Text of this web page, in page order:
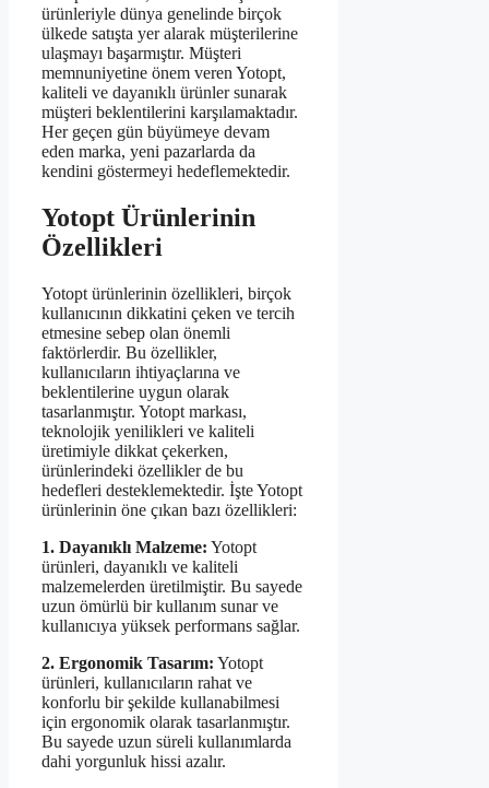
ürünleriyle dünya genelinde birçok
ülkede satışta yer alarak müşterilerine
ulaşmayı başarmıştır. Müşteri
memnuniyetine önem veren Yotopt,
kaliteli ve dayanıklı ürünler sunarak
müşteri beklentilerini karşılamaktadır.
Her geçen gün büyümeye devam
eden marka, yeni pazarlarda da
kendini göstermeyi hedeflemektedir.
Yotopt Ürünlerinin
Özellikleri
Yotopt ürünlerinin özellikleri, birçok
kullanıcının dikkatini çeken ve tercih
etmesine sebep olan önemli
faktörlerdir. Bu özellikler,
kullanıcıların ihtiyaçlarına ve
beklentilerine uygun olarak
tasarlanmıştır. Yotopt markası,
teknolojik yenilikleri ve kaliteli
üretimiyle dikkat çekerken,
ürünlerindeki özellikler de bu
hedefleri desteklemektedir. İşte Yotopt
ürünlerinin öne çıkan bazı özellikleri:
1. Dayanıklı Malzeme: Yotopt
ürünleri, dayanıklı ve kaliteli
malzemelerden üretilmiştir. Bu sayede
uzun ömürlü bir kullanım sunar ve
kullanıcıya yüksek performans sağlar.
2. Ergonomik Tasarım: Yotopt
ürünleri, kullanıcıların rahat ve
konforlu bir şekilde kullanabilmesi
için ergonomik olarak tasarlanmıştır.
Bu sayede uzun süreli kullanımlarda
dahi yorgunluk hissi azalır.